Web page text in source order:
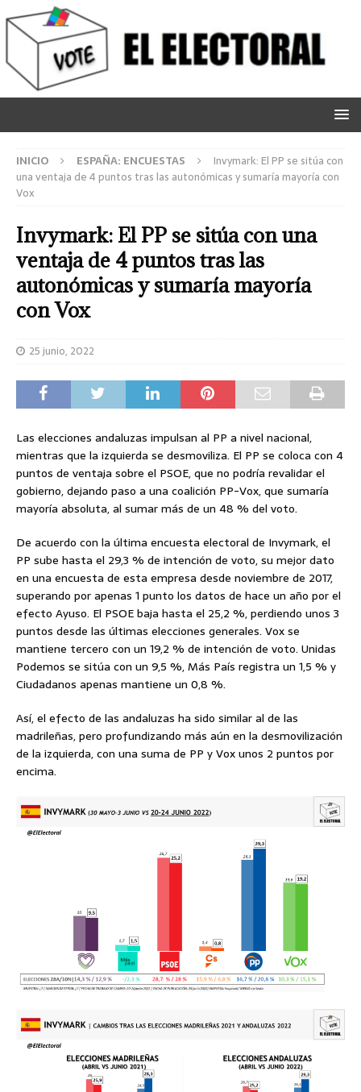
INICIO ESPAÑA: ENCUESTAS
Invymark: El PP se sitúa con
una ventaja de 4 puntos tras las autonómicas y sumaría mayoría con
Vox
Invymark: El PP se sitúa con una
ventaja de 4 puntos tras las
autonómicas y sumaría mayoría
con Vox
25 junio, 2022
Las elecciones andaluzas impulsan al PP a nivel nacional,
mientras que la izquierda se desmoviliza. El PP se coloca con 4
puntos de ventaja sobre el PSOE, que no podría revalidar el
gobierno, dejando paso a una coalición PP-Vox, que sumaría
mayoría absoluta, al sumar más de un 48 % del voto.
De acuerdo con la última encuesta electoral de Invymark, el
PP sube hasta el 29,3 % de intención de voto, su mejor dato
en una encuesta de esta empresa desde noviembre de 2017,
superando por apenas 1 punto los datos de hace un año por el
efecto Ayuso. El PSOE baja hasta el 25,2 %, perdiendo unos 3
puntos desde las últimas elecciones generales. Vox se
mantiene tercero con un 19,2 % de intención de voto. Unidas
Podemos se sitúa con un 9,5 %, Más País registra un 1,5 % y
Ciudadanos apenas mantiene un 0,8 %.
Así, el efecto de las andaluzas ha sido similar al de las
madrileñas, pero profundizando más aún en la desmovilización
de la izquierda, con una suma de PP y Vox unos 2 puntos por
encima.